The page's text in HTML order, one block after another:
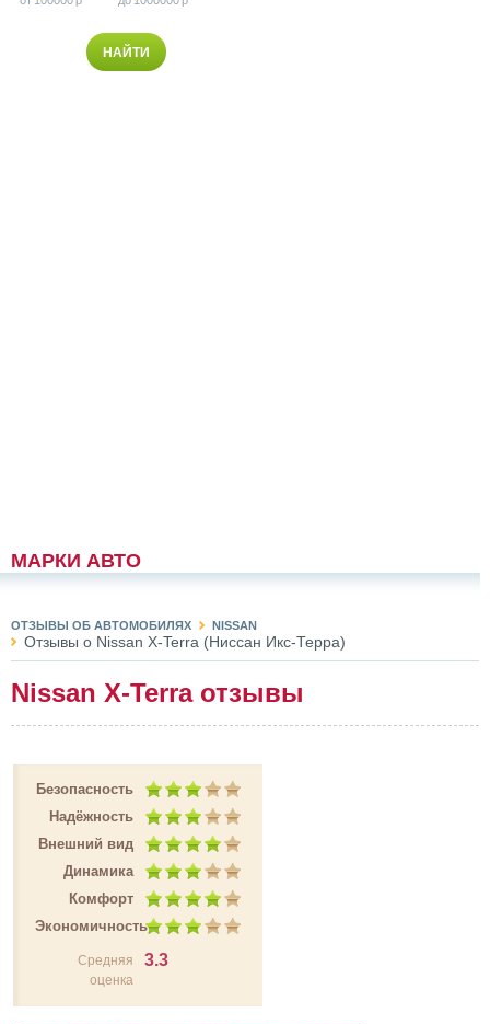
МАРКИ АВТО
ОТЗЫВЫ ОБ АВТОМОБИЛЯХ NISSAN
Отзывы о Nissan X-Terra (Ниссан Икс-Терра)
Nissan X-Terra отзывы
Безопасность
Надёжность
Внешний вид
Динамика
Комфорт
Экономичность
Средняя
оценка
3.3